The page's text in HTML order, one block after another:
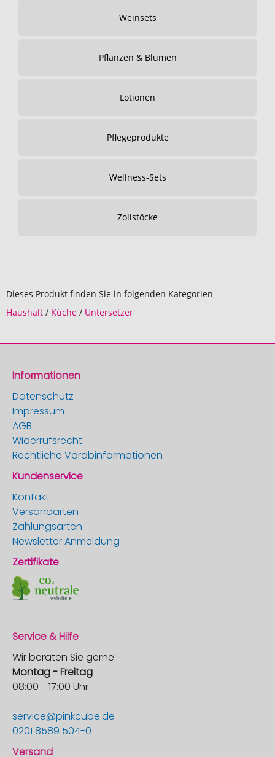
Weinsets
Pflanzen & Blumen
Lotionen
Pflegeprodukte
Wellness-Sets
Zollstöcke
Dieses Produkt finden Sie in folgenden Kategorien
Haushalt / Küche / Untersetzer
Informationen
Datenschutz
Impressum
AGB
Widerrufsrecht
Rechtliche Vorabinformationen
Kundenservice
Kontakt
Versandarten
Zahlungsarten
Newsletter Anmeldung
Zertifikate
Service & Hilfe
Wir beraten Sie gerne:
Montag - Freitag
08:00 - 17:00 Uhr
service@pinkcube.de
0201 8589 504-0
Versand